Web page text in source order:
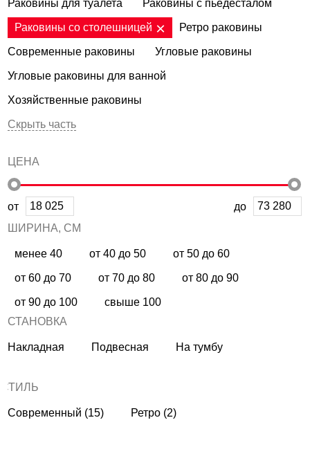
Раковины для туалета Раковины с пьедесталом
Раковины со столешницей Ретро раковины
Современные раковины Угловые раковины
Угловые раковины для ванной
Хозяйственные раковины
Скрыть часть
ЦЕНА
от
до
ШИРИНА, СМ
менее 40 от 40 до 50 от 50 до 60
от 60 до 70 от 70 до 80 от 80 до 90
от 90 до 100
свыше 100
УСТАНОВКА
Накладная Подвесная На тумбу
СТИЛЬ
Современный (15) Ретро (2)